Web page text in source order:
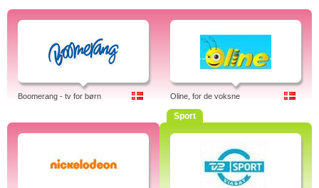
Boomerang - tv for børn Oline, for de voksne
Sport